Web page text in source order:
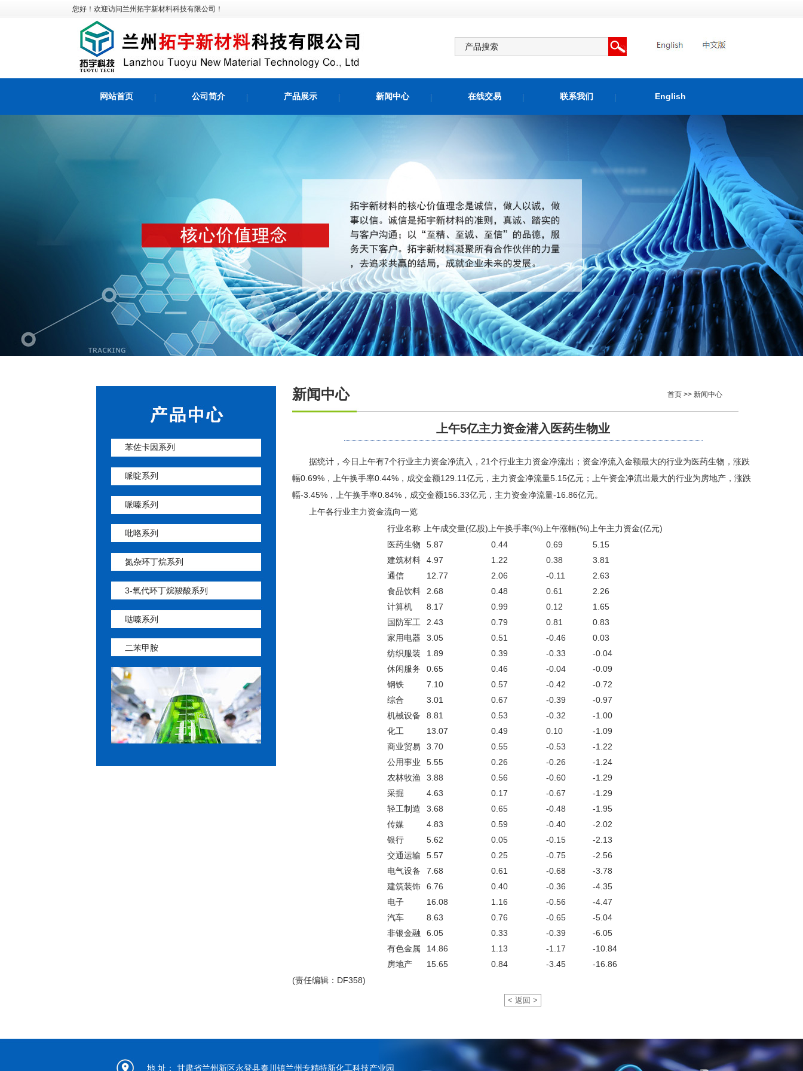
您好！欢迎访问兰州拓宇新材料科技有限公司！
网站首页 公司简介 产品展示 新闻中心 在线交易 联系我们 English
苯佐卡因系列
哌啶系列
哌嗪系列
吡咯系列
氮杂环丁烷系列
3-氧代环丁烷羧酸系列
哒嗪系列
二苯甲胺
新闻中心 首页 >> 新闻中心
上午5亿主力资金潜入医药生物业
据统计，今日上午有7个行业主力资金净流入 ，21个行业主力资金净流出；资金净流入金额最大的行业为医药生物，涨跌
幅0.69%，上午换手率0.44%，成交金额129.11亿元，主力资金净流量5.15亿元；上午资金净流出最大的行业为房地产，涨跌
幅-3.45%，上午换手率0.84%，成交金额156.33亿元，主力资金净流量-16.86亿元。
上午各行业主力资金流向一览
行业名称
上午成交量(亿股) 上午换手率(%) 上午涨幅(%) 上午主力资金(亿元)
医药生物
5.87 0.44 0.69
5.15
建筑材料
4.97 1.22 0.38
3.81
通信
12.77 2.06 -0.11
2.63
食品饮料
2.68 0.48 0.61
2.26
计算机
8.17 0.99 0.12
1.65
国防军工
2.43 0.79 0.81
0.83
家用电器
3.05 0.51 -0.46
0.03
纺织服装
1.89 0.39 -0.33
-0.04
休闲服务
0.65 0.46 -0.04
-0.09
钢铁
7.10 0.57 -0.42
-0.72
综合
3.01 0.67 -0.39
-0.97
机械设备
8.81 0.53 -0.32
-1.00
化工
13.07 0.49 0.10
-1.09
商业贸易
3.70 0.55 -0.53
-1.22
公用事业
5.55 0.26 -0.26
-1.24
农林牧渔
3.88 0.56 -0.60
-1.29
采掘
4.63 0.17 -0.67
-1.29
轻工制造
3.68 0.65 -0.48
-1.95
传媒
4.83 0.59 -0.40
-2.02
银行
5.62 0.05 -0.15
-2.13
交通运输
5.57 0.25 -0.75
-2.56
电气设备
7.68 0.61 -0.68
-3.78
建筑装饰
6.76 0.40 -0.36
-4.35
电子
16.08 1.16 -0.56
-4.47
汽车
8.63 0.76 -0.65
-5.04
非银金融
6.05 0.33 -0.39
-6.05
有色金属
14.86 1.13 -1.17
-10.84
房地产
15.65 0.84 -3.45
-16.86
(责任编辑：DF358)
< 返回 >
地 址： 甘肃省兰州新区永登县秦川镇兰州专精特新化工科技产业园